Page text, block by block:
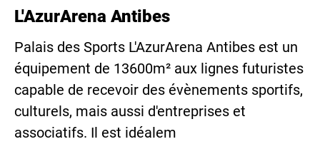
L'AzurArena Antibes
Palais des Sports L'AzurArena Antibes est un
équipement de 13600m² aux lignes futuristes
capable de recevoir des évènements sportifs,
culturels, mais aussi d'entreprises et
associatifs. Il est idéalem